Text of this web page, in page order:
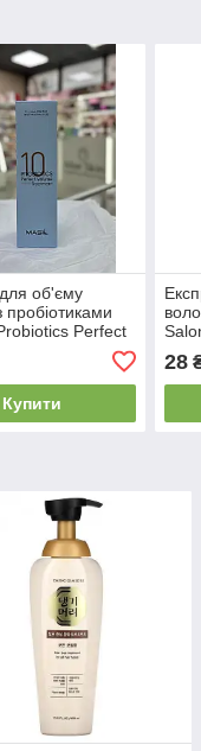
об'єму
пробіотиками
Perfect
300мл
Купити
28